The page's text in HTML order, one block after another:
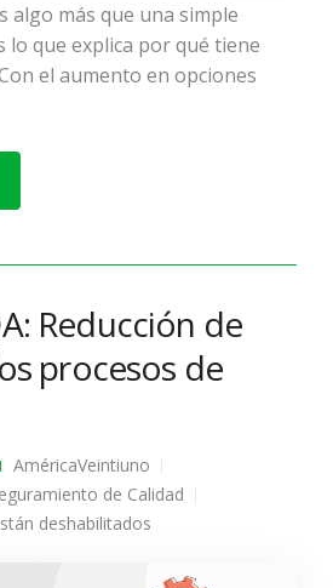
algo más que una simple
lo que explica por qué tiene
el aumento en opciones
Reducción de
procesos de
AméricaVeintiuno
de Calidad
deshabilitados
prueba